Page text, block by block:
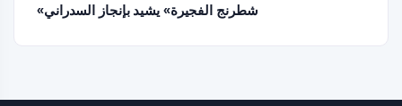
«شطرنج الفجيرة» يشيد بإنجاز السدراني